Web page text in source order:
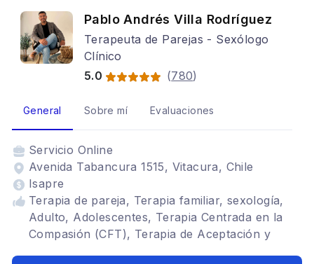
Terapia para la ansiedad, Terapia familiar,
Cognitivo conductual
Pablo Andrés Villa Rodríguez
Terapeuta de Parejas - Sexólogo
Clínico
5.0
(780)
General Sobre mí Evaluaciones
Servicio Online
Avenida Tabancura 1515, Vitacura, Chile
Isapre
Terapia de pareja, Terapia familiar, sexología,
Adulto, Adolescentes, Terapia Centrada en la
Compasión (CFT), Terapia de Aceptación y